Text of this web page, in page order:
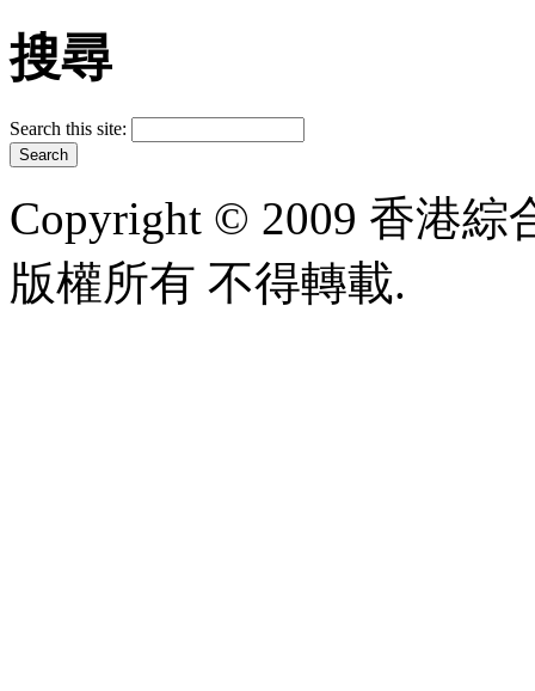
搜尋
Search this site:
Copyright © 2009 香港綜
版權所有 不得轉載.